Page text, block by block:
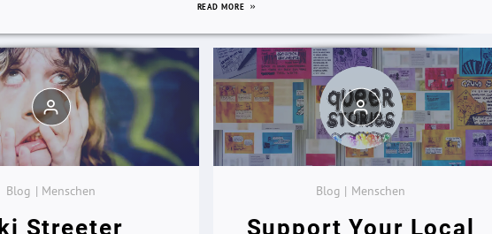
READ MORE
Blog | Menschen
Streeter
Blog | Menschen
Support Your Local